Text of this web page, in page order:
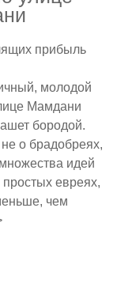
прибыль
молодой
Мамдани
бородой.
о брадобреях,
идей
евреях,
чем